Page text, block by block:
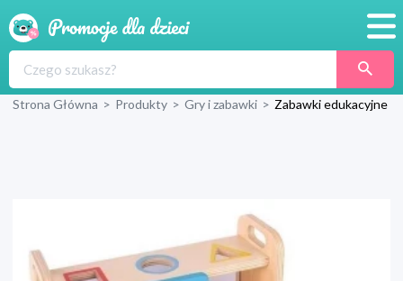
Produkty
Wyprawka
Strona Główna > Produkty > Gry i zabawki > Zabawki edukacyjne